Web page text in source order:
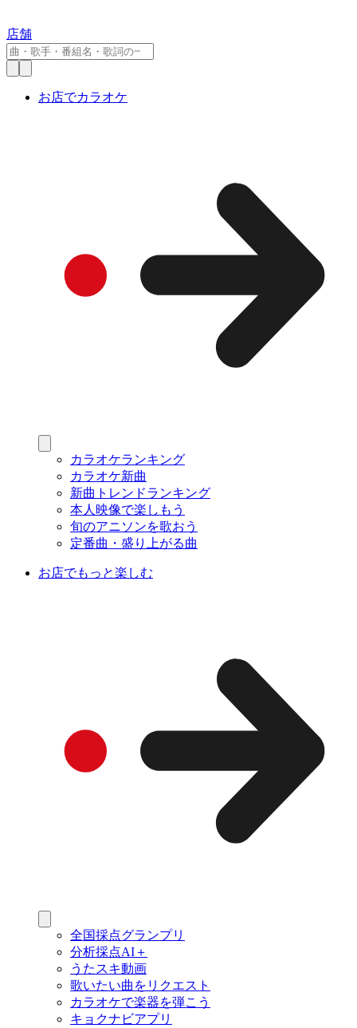
店舗
お店でカラオケ
カラオケランキング
カラオケ新曲
新曲トレンドランキング
本人映像で楽しもう
旬のアニソンを歌おう
定番曲・盛り上がる曲
お店でもっと楽しむ
全国採点グランプリ
分析採点AI＋
うたスキ動画
歌いたい曲をリクエスト
カラオケで楽器を弾こう
キョクナビアプリ